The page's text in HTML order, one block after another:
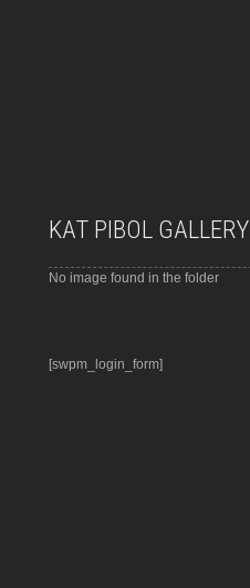
KAT PIBOL GALLERY
No image found in the folder
[swpm_login_form]